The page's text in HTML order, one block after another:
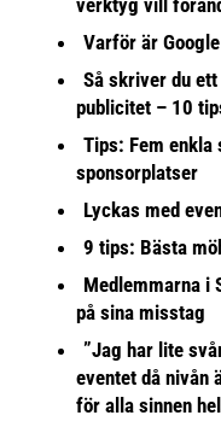
Varför är
Så skriver du
publicitet – 10
Tips: Fem
sponsorplatser
Lyckas med
9 tips: Bästa
Medlemmarna i
på sina misstag
”Jag har lite
eventet då nivån
för alla sinnen